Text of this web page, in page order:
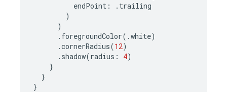
endPoint : . trailing
)
)
. foregroundColor(.white)
.cornerRadius(12)
. shadow(radius : 4)
}
}
}